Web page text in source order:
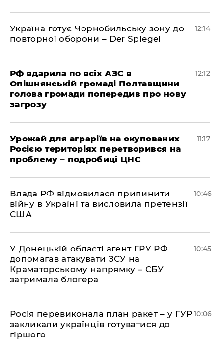
Україна готує Чорнобильську зону до
повторної оборони – Der Spiegel
12:14
РФ вдарила по всіх АЗС в
Опішнянській громаді Полтавщини –
голова громади попередив про нову
загрозу
12:12
Урожай для аграріїв на окупованих
Росією територіях перетворився на
проблему – подробиці ЦНС
11:17
Влада РФ відмовилася припинити
війну в Україні та висловила претензії
США
10:46
У Донецькій області агент ГРУ РФ
допомагав атакувати ЗСУ на
Краматорському напрямку – СБУ
затримала блогера
10:45
Росія перевиконала план ракет – у ГУР
закликали українців готуватися до
гіршого
10:06